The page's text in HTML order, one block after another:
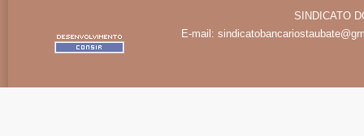
SINDICATO
E-mail: